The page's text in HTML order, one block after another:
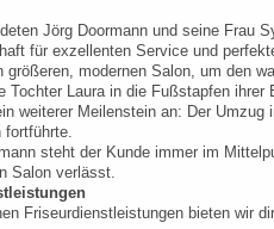
Jörg Doormann und seine Frau
für exzellenten Service und
größeren, modernen Salon, um den
Tochter Laura in die Fußstapfen
weiterer Meilenstein an: Der
fortführte.
steht der Kunde immer im
Salon verlässt.
Friseurdienstleistungen bieten wir